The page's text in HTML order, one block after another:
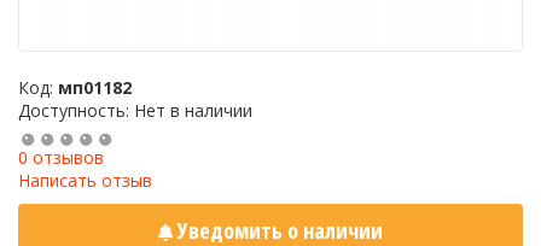
Код: мп01182
Доступность: Нет в наличии
0 отзывов
Написать отзыв
Уведомить о наличии